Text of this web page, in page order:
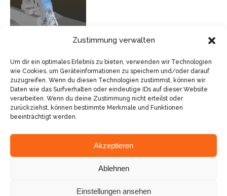
Zustimmung verwalten
Um dir ein optimales Erlebnis zu bieten, verwenden wir Technologien
wie Cookies, um Geräteinformationen zu speichern und/oder darauf
zuzugreifen. Wenn du diesen Technologien zustimmst, können wir
Daten wie das Surfverhalten oder eindeutige IDs auf dieser Website
verarbeiten. Wenn du deine Zustimmung nicht erteilst oder
zurückziehst, können bestimmte Merkmale und Funktionen
beeinträchtigt werden.
Akzeptieren
Ablehnen
Einstellungen ansehen
Impressum/Datenschutz